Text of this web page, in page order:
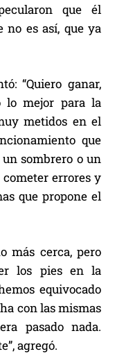
que él
no es así, que ya
“Quiero ganar,
lo mejor para la
metidos en el
que
sombrero o un
errores y
que propone el
más cerca, pero
los pies en la
equivocado
con las mismas
pasado nada.
agregó.